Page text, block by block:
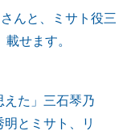
んと、ミサト役三
せます。
えた」三石琴乃
とミサト、リ